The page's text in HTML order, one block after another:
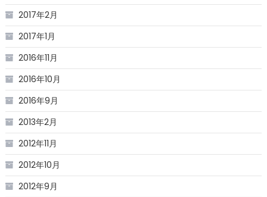
2017年2月
2017年1月
2016年11月
2016年10月
2016年9月
2013年2月
2012年11月
2012年10月
2012年9月